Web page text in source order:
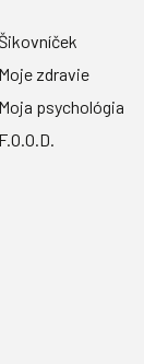
Moje zdravie
Moja psychológia
F.O.O.D.